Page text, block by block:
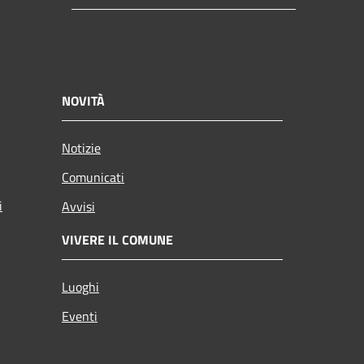
NOVITÀ
Notizie
Comunicati
Avvisi
VIVERE IL COMUNE
Luoghi
Eventi